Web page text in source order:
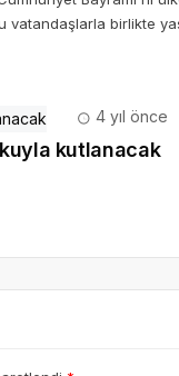
vatandaşlarla birlikte
4 yıl önce
kutlanacak